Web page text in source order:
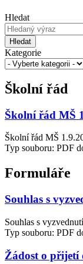
Hledat
Hledat
Kategorie
Školní řád
Školní řád MŠ
Školní řád MŠ
Typ souboru: PDF
Formuláře
Souhlas s
Souhlas s
Typ souboru: PDF
Žádost o přijetí